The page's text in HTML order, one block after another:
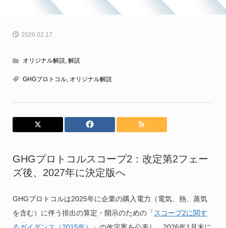
2026.02.17
オリジナル解説, 解説
GHGプロトコル, オリジナル解説
GHGプロトコルスコープ2：改定第2フェー
ズ後、2027年に決定版へ
GHGプロトコルは2025年に企業の購入電力（電気、熱、蒸気
を含む）に伴う排出の算定・開示のための「 スコープ2に関す